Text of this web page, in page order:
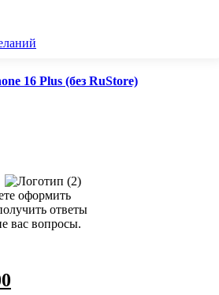
16 Plus (без RuStore)
оформить
ответы
вас вопросы.